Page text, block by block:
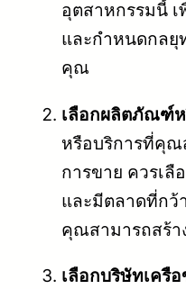
อุตสาหกรรมนี้
และกำหนดกลยุ
คุณ
เลือกผลิตภัณฑ์ห
หรือบริการที่คุ
การขาย ควรเ
และมีตลาดที่กว้
คุณสามารถสร้า
เลือกบริษัทเครื